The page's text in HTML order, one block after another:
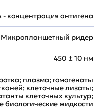
концентрация антигена
Микропланшетный ридер
450 ± 10 нм
плазма; гомогенаты
клеточные лизаты;
клеточных культур;
биологические жидкости